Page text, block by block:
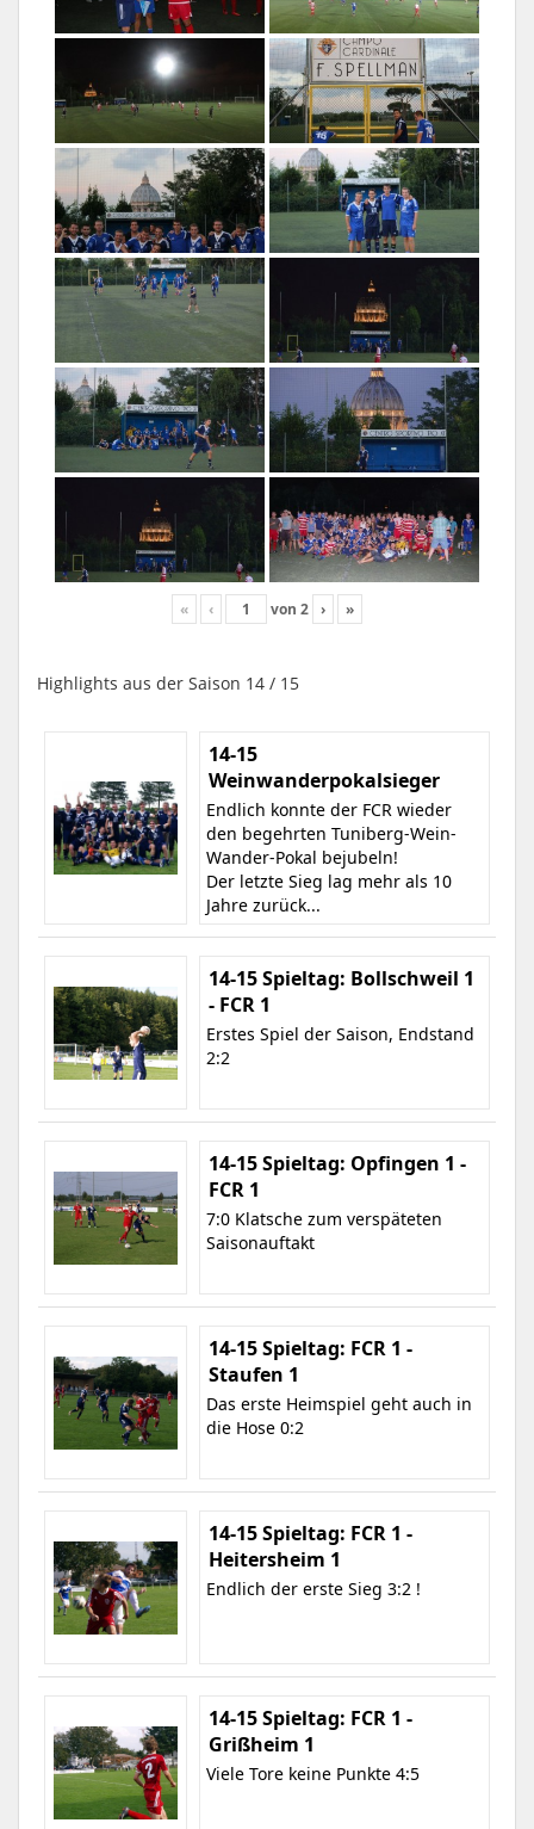
« ‹ von 2 › »
Highlights aus der Saison 14 / 15
14-15
Weinwanderpokalsieger
Endlich konnte der FCR wieder
den begehrten Tuniberg-Wein-
Wander-Pokal bejubeln!
Der letzte Sieg lag mehr als 10
Jahre zurück...
14-15 Spieltag: Bollschweil 1
- FCR 1
Erstes Spiel der Saison, Endstand
2:2
14-15 Spieltag: Opfingen 1 -
FCR 1
7:0 Klatsche zum verspäteten
Saisonauftakt
14-15 Spieltag: FCR 1 -
Staufen 1
Das erste Heimspiel geht auch in
die Hose 0:2
14-15 Spieltag: FCR 1 -
Heitersheim 1
Endlich der erste Sieg 3:2 !
14-15 Spieltag: FCR 1 -
Grißheim 1
Viele Tore keine Punkte 4:5